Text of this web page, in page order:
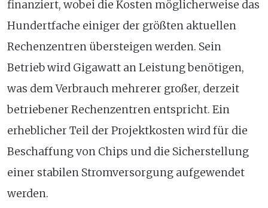
finanziert, wobei die Kosten möglicherweise das
Hundertfache einiger der größten aktuellen
Rechenzentren übersteigen werden. Sein
Betrieb wird Gigawatt an Leistung benötigen,
was dem Verbrauch mehrerer großer, derzeit
betriebener Rechenzentren entspricht. Ein
erheblicher Teil der Projektkosten wird für die
Beschaffung von Chips und die Sicherstellung
einer stabilen Stromversorgung aufgewendet
werden.